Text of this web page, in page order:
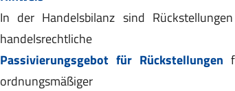
In der Handelsbilanz sind
handelsrechtliche
Passivierungsgebot für Rückstellungen
ordnungsmäßiger